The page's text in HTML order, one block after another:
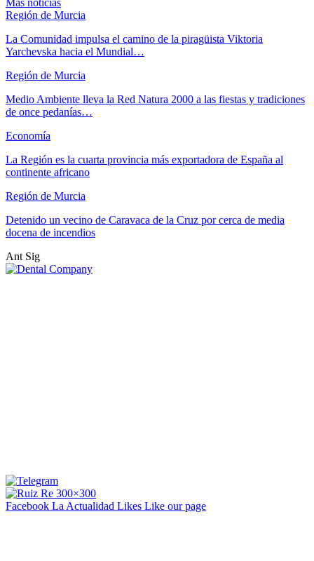
Más noticias
Región de Murcia
La Comunidad impulsa el camino de la piragüista Viktoria
Yarchevska hacia el Mundial…
Región de Murcia
Medio Ambiente lleva la Red Natura 2000 a las fiestas y tradiciones
de once pedanías…
Economía
La Región es la cuarta provincia más exportadora de España al
continente africano
Región de Murcia
Detenido un vecino de Caravaca de la Cruz por cerca de media
docena de incendios
Ant Sig
Facebook La Actualidad Likes Like our page